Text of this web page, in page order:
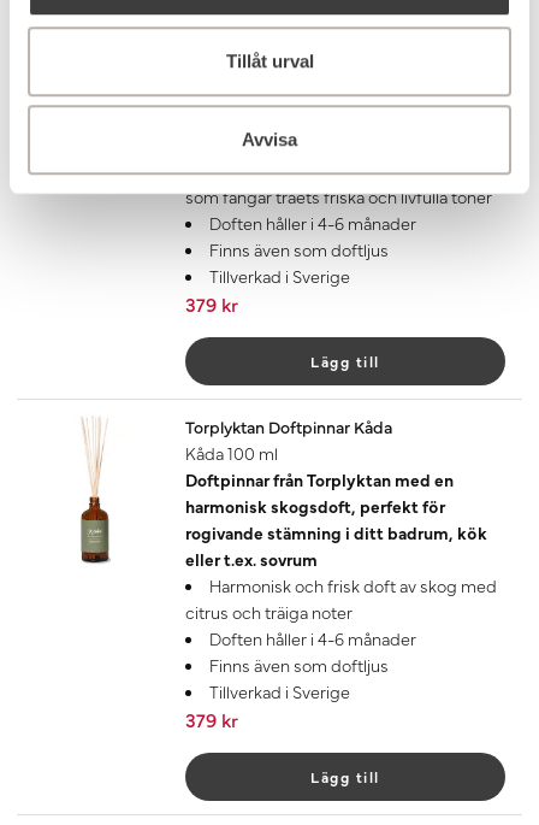
Tillåt urval
Avvisa
Torplyktan Doftpinnar Barrskog
Doftpinnarna från Torplyktan har en
varm, träig doft med inspiration från
i ditt badrum, kök eller t.ex. sovrum
Doft med tydliga inslag av gran och tall
som fångar träets friska och livfulla toner
Doften håller i 4-6 månader
Finns även som doftljus
Tillverkad i Sverige
379 kr
Lägg till
Torplyktan Doftpinnar Kåda
Kåda 100 ml
Doftpinnar från Torplyktan med en
harmonisk skogsdoft, perfekt för
rogivande stämning i ditt badrum, kök
eller t.ex. sovrum
Harmonisk och frisk doft av skog med
citrus och träiga noter
Doften håller i 4-6 månader
Finns även som doftljus
Tillverkad i Sverige
379 kr
Lägg till